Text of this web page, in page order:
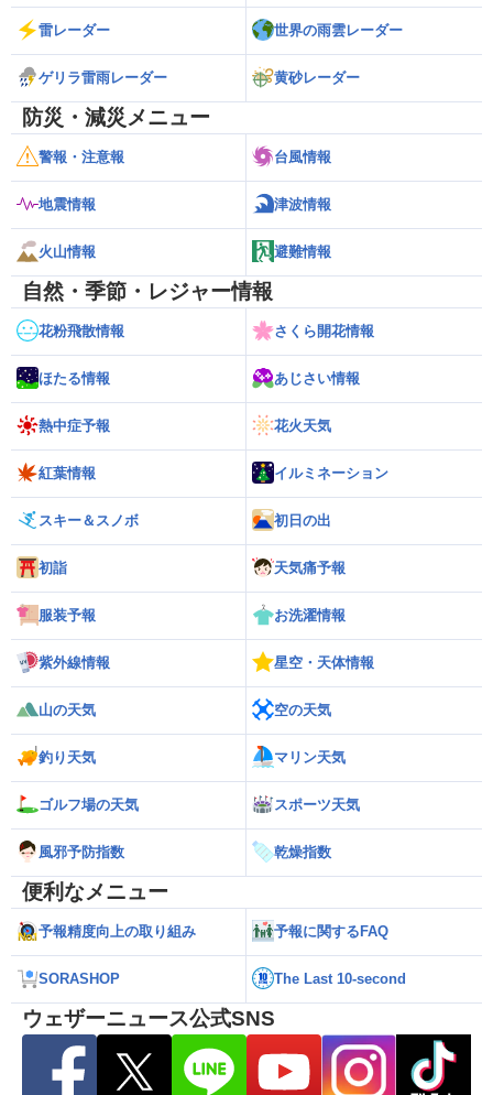
雷レーダー 世界の雨雲レーダー
ゲリラ雷雨レーダー 黄砂レーダー
防災・減災メニュー
警報・注意報 台風情報
地震情報 津波情報
火山情報 避難情報
自然・季節・レジャー情報
花粉飛散情報 さくら開花情報
ほたる情報 あじさい情報
熱中症予報 花火天気
紅葉情報 イルミネーション
スキー＆スノボ 初日の出
初詣 天気痛予報
服装予報 お洗濯情報
紫外線情報 星空・天体情報
山の天気 空の天気
釣り天気 マリン天気
ゴルフ場の天気 スポーツ天気
風邪予防指数 乾燥指数
便利なメニュー
予報精度向上の取り組み 予報に関するFAQ
SORASHOP The Last 10-second
ウェザーニュース公式SNS